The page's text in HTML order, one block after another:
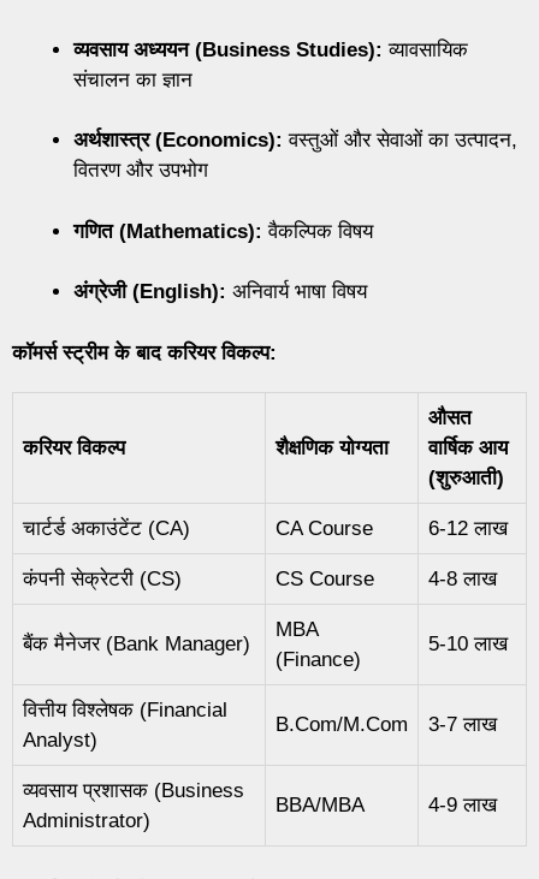
व्यवसाय अध्ययन (Business Studies): व्यावसायिक
संचालन का ज्ञान
अर्थशास्त्र (Economics): वस्तुओं और सेवाओं का उत्पादन,
वितरण और उपभोग
गणित (Mathematics): वैकल्पिक विषय
अंग्रेजी (English): अनिवार्य भाषा विषय
कॉमर्स स्ट्रीम के बाद करियर विकल्प:
करियर विकल्प शैक्षणिक योग्यता
औसत
वार्षिक आय
(शुरुआती)
चार्टर्ड अकाउंटेंट (CA) CA Course 6-12 लाख
कंपनी सेक्रेटरी (CS) CS Course 4-8 लाख
बैंक मैनेजर (Bank Manager)
MBA
(Finance)
5-10 लाख
वित्तीय विश्लेषक (Financial
Analyst)
B.Com/M.Com 3-7 लाख
व्यवसाय प्रशासक (Business
Administrator)
BBA/MBA 4-9 लाख